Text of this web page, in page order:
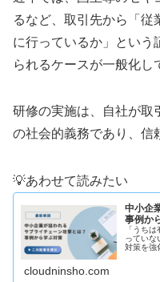
るなど、取引先から「従
に行っているか」という
られるケースが一般化し
研修の実施は、自社が取
の社会的義務であり、信
💡あわせて読みたい
中小企
事例か
「うち
っていな
対策を強
cloudninsho.com